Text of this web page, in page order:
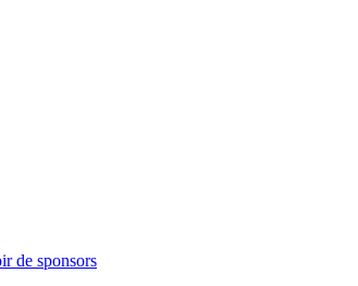
de sponsors